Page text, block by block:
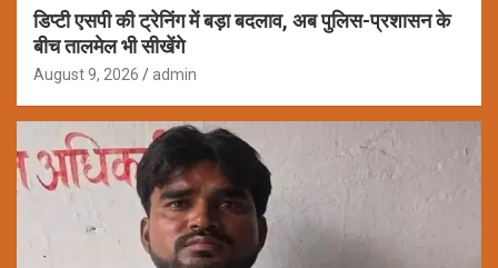
डिप्टी एसपी की ट्रेनिंग में बड़ा बदलाव, अब पुलिस-प्रशासन के
बीच तालमेल भी सीखेंगे
August 9, 2026 admin